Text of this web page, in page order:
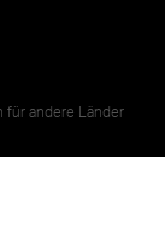
für andere Länder